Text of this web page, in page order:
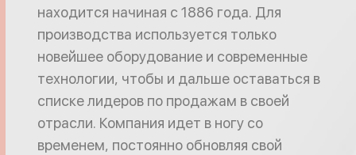
находится начиная с 1886 года. Для
производства используется только
новейшее оборудование и современные
технологии, чтобы и дальше оставаться в
списке лидеров по продажам в своей
отрасли. Компания идет в ногу со
временем, постоянно обновляя свой